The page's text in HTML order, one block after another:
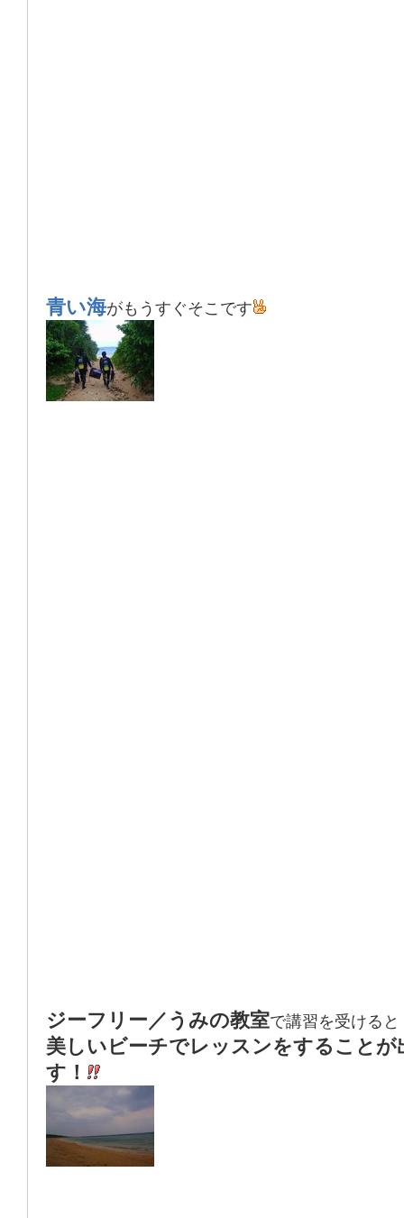
青い海がもうすぐそこです
ジーフリー／うみの教室で講習を受けると
美しいビーチでレッスンをすることが
す！